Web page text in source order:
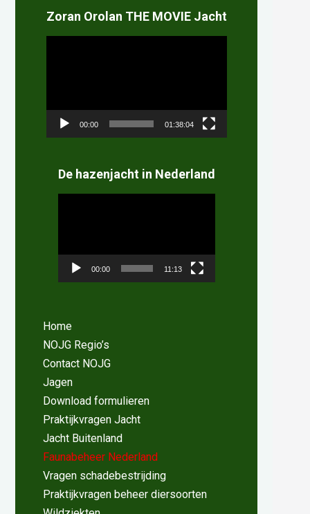
Zoran Orolan THE MOVIE Jacht
00:00 01:38:04
De hazenjacht in Nederland
00:00 11:13
Home
NOJG Regio’s
Contact NOJG
Jagen
Download formulieren
Praktijkvragen Jacht
Jacht Buitenland
Faunabeheer Nederland
Vragen schadebestrijding
Praktijkvragen beheer diersoorten